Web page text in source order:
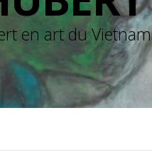
en art du Vietnam